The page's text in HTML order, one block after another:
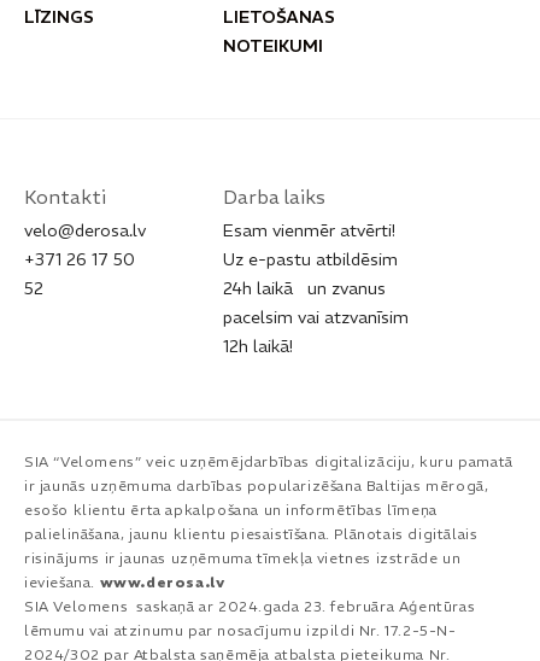
LĪZINGS
LIETOŠANAS
NOTEIKUMI
Kontakti
velo@derosa.lv
+371 26 17 50
52​
Darba laiks
Esam vienmēr atvērti!
Uz e-pastu atbildēsim
24h laikā un zvanus
pacelsim vai atzvanīsim
12h laikā!
SIA “Velomens” veic uzņēmējdarbības digitalizāciju, kuru pamatā
ir jaunās uzņēmuma darbības popularizēšana Baltijas mērogā,
esošo klientu ērta apkalpošana un informētības līmeņa
palielināšana, jaunu klientu piesaistīšana. Plānotais digitālais
risinājums ir jaunas uzņēmuma tīmekļa vietnes izstrāde un
ieviešana. www.derosa.lv
SIA Velomens saskaņā ar 2024.gada 23. februāra Aģentūras
lēmumu vai atzinumu par nosacījumu izpildi Nr. 17.2-5-N-
2024/302 par Atbalsta saņēmēja atbalsta pieteikuma Nr.